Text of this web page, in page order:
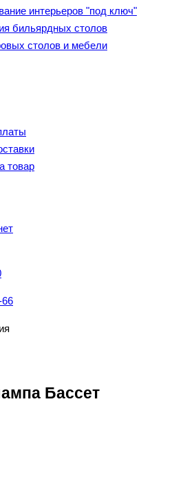
интерьеров "под ключ"
бильярдных столов
столов и мебели
товар
66
Бассет